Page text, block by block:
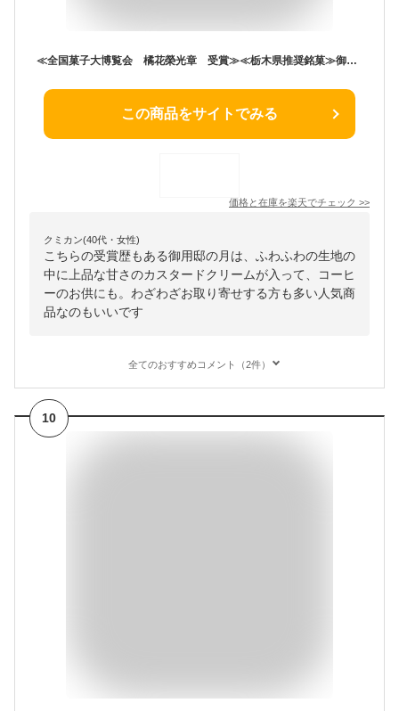
≪全国菓子大博覧会 橘花榮光章 受賞≫≪栃木県推奨銘菓≫御用邸の月 （4個） お取り寄せ スイーツ 栃木 お土産 那須塩原
この商品をサイトでみる
価格と在庫を楽天でチェック >>
クミカン(40代・女性)
こちらの受賞歴もある御用邸の月は、ふわふわの生地の
中に上品な甘さのカスタードクリームが入って、コーヒ
ーのお供にも。わざわざお取り寄せする方も多い人気商
品なのもいいです
全てのおすすめコメント（2件）
10